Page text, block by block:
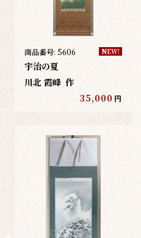
商品番号: 5606 NEW!
宇治の夏
川北 霞峰 作
35,000 円